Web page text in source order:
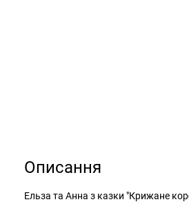
Описання
Ельза та Анна з казки "Крижане